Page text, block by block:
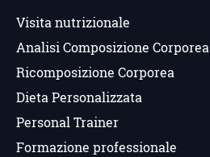
Visita nutrizionale
Analisi Composizione Corporea
Ricomposizione Corporea
Dieta Personalizzata
Personal Trainer
Formazione professionale